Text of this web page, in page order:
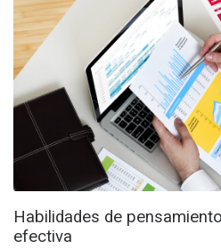
Habilidades de
efectiva